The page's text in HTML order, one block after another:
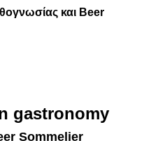
και Beer
Sommelier
gastronomy